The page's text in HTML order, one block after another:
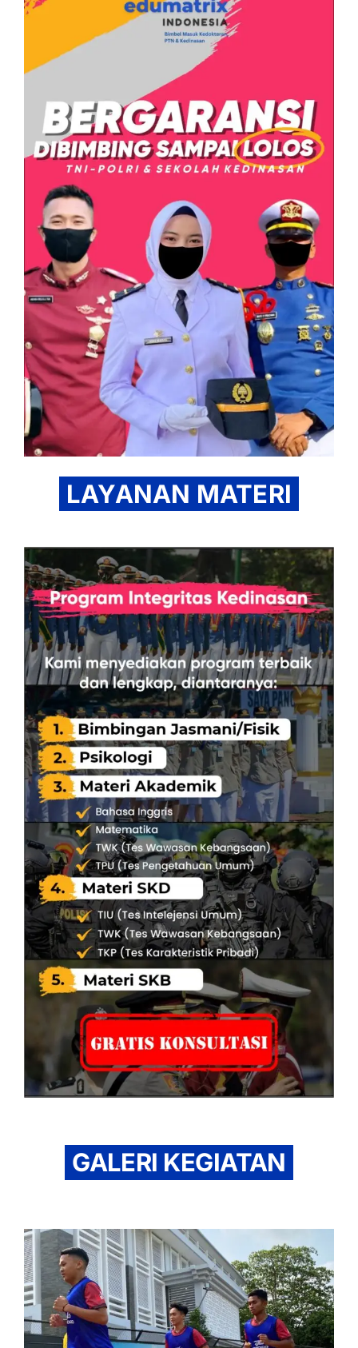
LAYANAN MATERI
GALERI KEGIATAN